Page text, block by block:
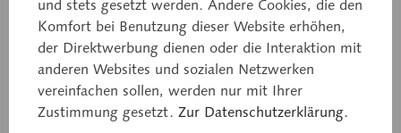
Magen
natürliche Größe, aus
SOMSO-Plast®. Darstellung
Magenwand
vielfach vergrößert, aus
SOMSO-Plast®. Der Aufbau
und stets gesetzt werden. Andere Cookies, die den
Komfort bei Benutzung dieser Website erhöhen,
der Direktwerbung dienen oder die Interaktion mit
anderen Websites und sozialen Netzwerken
vereinfachen sollen, werden nur mit Ihrer
Zustimmung gesetzt. Zur Datenschutzerklärung.